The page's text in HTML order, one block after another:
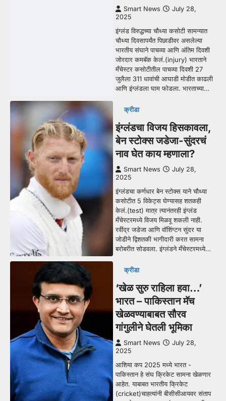
Smart News
July 28,
2025
इंग्लंड विरुद्धच्या चौथ्या कसोटी सामन्यात
चौथ्या दिवसापर्यंत पिछाडीवर असलेल्या
भारतीय संघाने पाचव्या आणि अंतिम दिवशी
जोरदार कमबॅक केलं.(injury) भारताने
मँचेस्टर कसोटीतील पाचव्या दिवशी 27
जुलैला 311 धावांची आघाडी मोडीत काढली
आणि इंग्लंडला घाम फोडला. भारताच्या…
क्रीडा
इंग्लंडचा विजय हिसकावला,
बेन स्टोक्स जडेजा-सुंदरचं
नाव घेत काय म्हणाला?
Smart News
July 28,
2025
इंग्लंडचा कर्णधार बेन स्टोक्स याने चौथ्या
कसोटीत 5 विकेट्स घेण्यासह शतकही
केलं.(test) मात्र त्यानंतरही इंग्लंड
मँचेस्टरमध्ये विजय मिळवू शकली नाही.
रवींद्र जडेजा आणि वॉशिंग्टन सुंदर या
जोडीने द्विशतकी भागीदारी करत सामना
बरोबरीत सोडवला. इंग्लंडने मँचेस्टरमध्ये…
क्रीडा
‘खेळ सुरु राहिला हवा…’
भारत – पाकिस्तान मॅच
खेळवण्याबाबत सौरव
गांगुलीने घेतली भूमिका
Smart News
July 28,
2025
आशिया कप 2025 मध्ये भारत -
पाकिस्तान हे संघ क्रिकेट सामना खेळणार
आहेत. याबाबत भारतीय क्रिकेट
(cricket)चाहत्यांनी बीसीसीआयवर संताप